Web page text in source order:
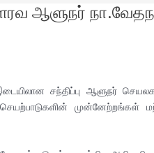
ஆளுநர்
சந்திப்பு ஆளுநர்
முன்னேற்றங்கள்